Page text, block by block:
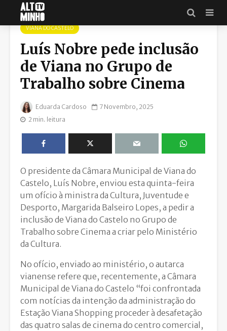
VIANA DO CASTELO
Luís Nobre pede inclusão
de Viana no Grupo de
Trabalho sobre Cinema
Eduarda Cardoso
7 Novembro, 2025
2 min. leitura
O presidente da Câmara Municipal de Viana do
Castelo, Luís Nobre, enviou esta quinta-feira
um ofício à ministra da Cultura, Juventude e
Desporto, Margarida Balseiro Lopes, a pedir a
inclusão de Viana do Castelo no Grupo de
Trabalho sobre Cinema a criar pelo Ministério
da Cultura.
No ofício, enviado ao ministério, o autarca
vianense refere que, recentemente, a Câmara
Municipal de Viana do Castelo “foi confrontada
com notícias da intenção da administração do
Estação Viana Shopping proceder à desafetação
das quatro salas de cinema do centro comercial,